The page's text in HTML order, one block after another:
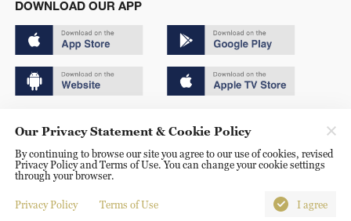
DOWNLOAD OUR APP
京ICP备20000184号
京公网安备 11010502050052号
Disinformation report hotline: 010-85061466
Our Privacy Statement & Cookie Policy
By continuing to browse our site you agree to our use of cookies, revised
Privacy Policy and Terms of Use. You can change your cookie settings
through your browser.
Privacy Policy Terms of Use I agree